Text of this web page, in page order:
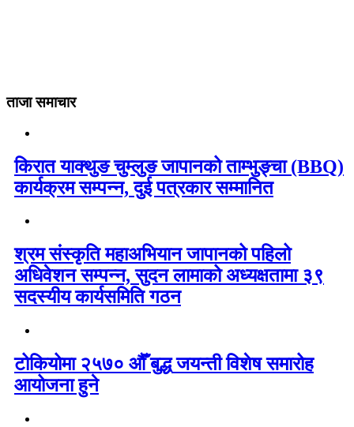
ताजा समाचार
किरात याक्थुङ चुम्लुङ जापानको ताम्भुङ्चा (BBQ)
कार्यक्रम सम्पन्न, दुई पत्रकार सम्मानित
श्रम संस्कृति महाअभियान जापानको पहिलो
अधिवेशन सम्पन्न, सुदन लामाको अध्यक्षतामा ३९
सदस्यीय कार्यसमिति गठन
टोकियोमा २५७० औँ बुद्ध जयन्ती विशेष समारोह
आयोजना हुने